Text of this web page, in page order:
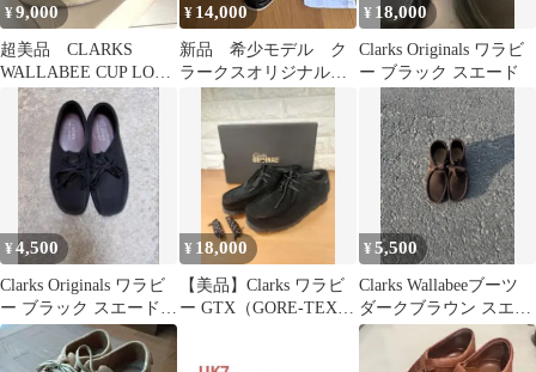
¥9,000
超美品 CLARKS
WALLABEE CUP LOW/
ワラビー スリッポン
¥ 14,000
新品 希少モデル ク
ラークスオリジナル
ワラビーローファー
UK3
¥ 18,000
Clarks Originals ワラビ
ー ブラック スエード
¥4,500
Clarks Originals ワラビ
ー ブラック スエード
23cm
¥ 18,000
【美品】Clarks ワラビ
ー GTX（GORE-TEX）
¥5,500
Clarks Wallabeeブーツ
ダークブラウン スエー
ド